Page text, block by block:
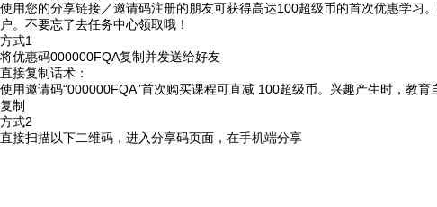
使用您的分享链接／邀请码注册的朋友可获得高达100超级币的首次优惠学习
户。不要忘了去任务中心领取哦！
方式1
将优惠码000000FQA复制并发送给好友
直接复制话术：
使用邀请码“000000FQA”首次购买课程可直减 100超级币。兴趣产生时，教
复制
方式2
直接扫描以下二维码，进入分享码页面，在手机端分享